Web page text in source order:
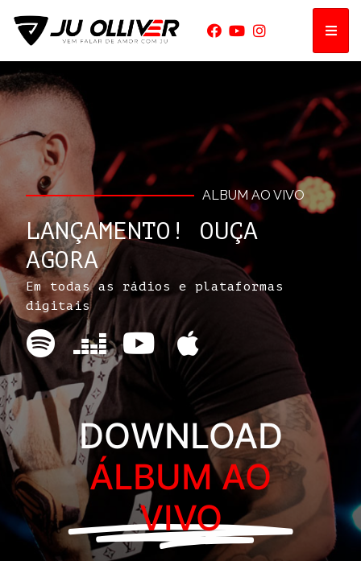
ALBUM AO VIVO
LANÇAMENTO! OUÇA
AGORA
Em todas as rádios e plataformas
digitais
DOWNLOAD
ÁLBUM AO
VIVO